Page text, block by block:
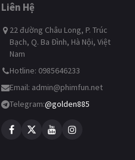
Liên Hệ
22 đường Châu Long, P. Trúc
Bạch, Q. Ba Đình, Hà Nội, Việt
Nam
Hotline: 0985646233
Email: admin@phimfun.net
Telegram:@golden885